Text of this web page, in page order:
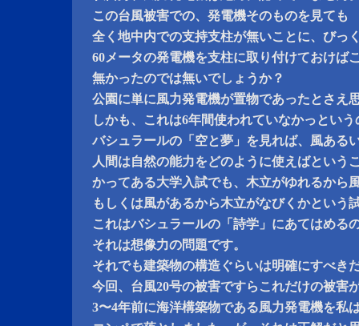
この台風被害での、発電機そのものを見ても
全く地中内での支持支柱が無いことに、びっ
60メータの発電機を支柱に取り付けておけば
無かったのでは無いでしょうか？
公園に単に風力発電機が置物であったとさえ
しかも、これは6年間使われていなかっという
バシュラールの「空と夢」を見れば、風ある
人間は自然の能力をどのように使えばという
かってある大学入試でも、木立がゆれるから
もしくは風があるから木立がなびくかという
これはバシュラールの「詩学」にあてはめる
それは想像力の問題です。
それでも建築物の構造ぐらいは明確にすべき
今回、台風20号の被害ですらこれだけの被害
3〜4年前に海洋構築物である風力発電機を私